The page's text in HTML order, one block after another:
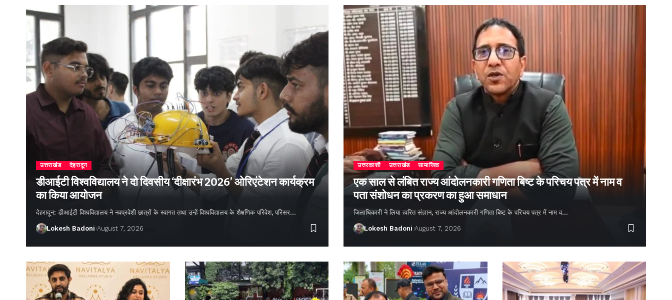
उत्तराखंड देहरादून
डीआईटी विश्वविद्यालय ने दो दिवसीय ‘दीक्षारंभ 2026’ ओरिएंटेशन कार्यक्रम
का किया आयोजन
देहरादून: डीआईटी विश्वविद्यालय ने नवप्रवेशी छात्रों के स्वागत तथा उन्हें विश्वविद्यालय के शैक्षणिक परिवेश, परिसर…
Lokesh Badoni August 7, 2026
उत्तरकाशी उत्तराखंड सामाजिक
एक साल से लंबित राज्य आंदोलनकारी गणिता बिष्ट के परिचय पत्र में नाम व
पता संशोधन का प्रकरण का हुआ समाधान
जिलाधिकारी ने लिया त्वरित संज्ञान, राज्य आंदोलनकारी गणिता बिष्ट के परिचय पत्र में नाम व…
Lokesh Badoni August 7, 2026